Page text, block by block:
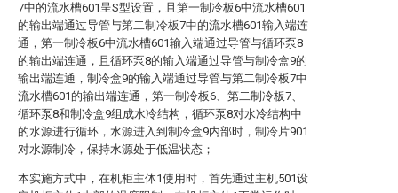
7中的流水槽601呈S型设置，且第一制冷板6中流水槽601
的输出端通过导管与第二制冷板7中的流水槽601输入端连
通，第一制冷板6中流水槽601输入端通过导管与循环泵8
的输出端连通，且循环泵8的输入端通过导管与制冷盒9的
输出端连通，制冷盒9的输入端通过导管与第二制冷板7中
流水槽601的输出端连通，第一制冷板6、第二制冷板7、
循环泵8和制冷盒9组成水冷结构，循环泵8对水冷结构中
的水源进行循环，水源进入到制冷盒9内部时，制冷片901
对水源制冷，保持水源处于低温状态；
本实施方式中，在机柜主体1使用时，首先通过主机501设